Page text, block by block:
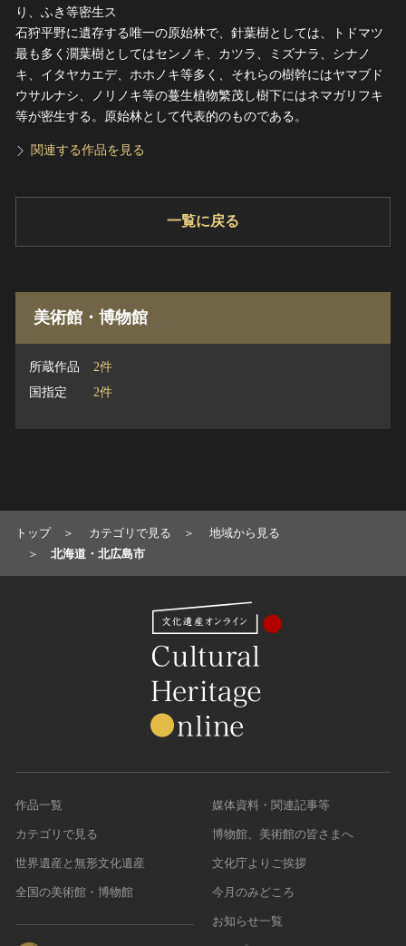
り、ふき等密生ス
石狩平野に遺存する唯一の原始林で、針葉樹としては、トドマツ
最も多く濶葉樹としてはセンノキ、カツラ、ミズナラ、シナノ
キ、イタヤカエデ、ホホノキ等多く、それらの樹幹にはヤマブド
ウサルナシ、ノリノキ等の蔓生植物繁茂し樹下にはネマガリフキ
等が密生する。原始林として代表的のものである。
関連する作品を見る
一覧に戻る
美術館・博物館
所蔵作品
2件
国指定
2件
トップ カテゴリで見る
地域から見る
北海道・北広島市
作品一覧
カテゴリで見る
世界遺産と無形文化遺産
全国の美術館・博物館
媒体資料・関連記事等
博物館、美術館の皆さまへ
文化庁よりご挨拶
今月のみどころ
お知らせ一覧